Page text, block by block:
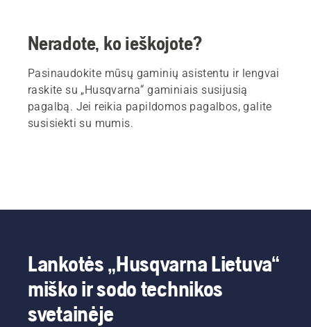
Neradote, ko ieškojote?
Pasinaudokite mūsų gaminių asistentu ir lengvai
raskite su „Husqvarna“ gaminiais susijusią
pagalbą. Jei reikia papildomos pagalbos, galite
susisiekti su mumis.
Lankotės „Husqvarna Lietuva“
miško ir sodo technikos
svetainėje